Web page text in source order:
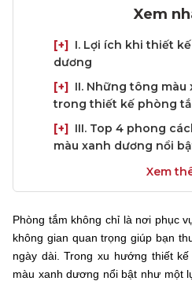
Xem
[+] I. Lợi ích khi thiết
dương
[+] II. Những tông
trong thiết kế phòng
[+] III. Top 4 phong
màu xanh dương nổi
Xem
Phòng tắm không chỉ là nơi phục
không gian quan trọng giúp bạn
ngày dài. Trong xu hướng thiết
màu xanh dương nổi bật như một